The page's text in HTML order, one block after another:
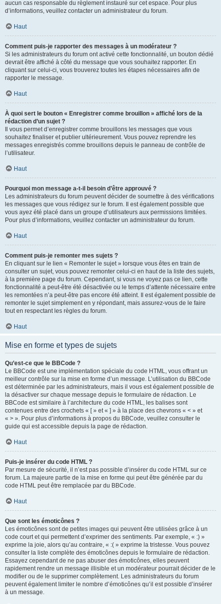
aucun cas responsable du règlement instauré sur cet espace. Pour plus
d’informations, veuillez contacter un administrateur du forum.
Haut
Comment puis-je rapporter des messages à un modérateur ?
Si les administrateurs du forum ont activé cette fonctionnalité, un bouton dédié
devrait être affiché à côté du message que vous souhaitez rapporter. En
cliquant sur celui-ci, vous trouverez toutes les étapes nécessaires afin de
rapporter le message.
Haut
À quoi sert le bouton « Enregistrer comme brouillon » affiché lors de la
rédaction d’un sujet ?
Il vous permet d’enregistrer comme brouillons les messages que vous
souhaitez finaliser et publier ultérieurement. Vous pouvez reprendre les
messages enregistrés comme brouillons depuis le panneau de contrôle de
l’utilisateur.
Haut
Pourquoi mon message a-t-il besoin d’être approuvé ?
Les administrateurs du forum peuvent décider de soumettre à des vérifications
les messages que vous rédigez sur le forum. Il est également possible que
vous ayez été placé dans un groupe d’utilisateurs aux permissions limitées.
Pour plus d’informations, veuillez contacter un administrateur du forum.
Haut
Comment puis-je remonter mes sujets ?
En cliquant sur le lien « Remonter le sujet » lorsque vous êtes en train de
consulter un sujet, vous pouvez remonter celui-ci en haut de la liste des sujets,
à la première page du forum. Cependant, si vous ne voyez pas ce lien, cette
fonctionnalité a peut-être été désactivée ou le temps d’attente nécessaire entre
les remontées n’a peut-être pas encore été atteint. Il est également possible de
remonter le sujet simplement en y répondant, mais assurez-vous de le faire
tout en respectant les règles du forum.
Haut
Mise en forme et types de sujets
Qu’est-ce que le BBCode ?
Le BBCode est une implémentation spéciale du code HTML, vous offrant un
meilleur contrôle sur la mise en forme d’un message. L’utilisation du BBCode
est déterminée par les administrateurs, mais il vous est également possible de
la désactiver sur chaque message depuis le formulaire de rédaction. Le
BBCode est similaire à l’architecture du code HTML, les balises sont
contenues entre des crochets « [ » et « ] » à la place des chevrons « < » et
« > ». Pour plus d’informations à propos du BBCode, veuillez consulter le
guide qui est accessible depuis la page de rédaction.
Haut
Puis-je insérer du code HTML ?
Par mesure de sécurité, il n’est pas possible d’insérer du code HTML sur ce
forum. La majeure partie de la mise en forme qui peut être générée par du
code HTML peut être remplacée par du BBCode.
Haut
Que sont les émoticônes ?
Les émoticônes sont de petites images qui peuvent être utilisées grâce à un
code court et qui permettent d’exprimer des sentiments. Par exemple, « :) »
exprime la joie, alors qu’au contraire, « :( » exprime la tristesse. Vous pouvez
consulter la liste complète des émoticônes depuis le formulaire de rédaction.
Essayez cependant de ne pas abuser des émoticônes, elles peuvent
rapidement rendre un message illisible et un modérateur pourrait décider de le
modifier ou de le supprimer complètement. Les administrateurs du forum
peuvent également limiter le nombre d’émoticônes qu’il est possible d’insérer
à un message.